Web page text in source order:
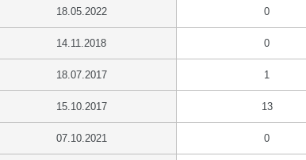
18.05.2022 0
14.11.2018 0
18.07.2017 1
15.10.2017 13
07.10.2021 0